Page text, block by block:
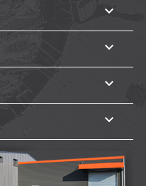



